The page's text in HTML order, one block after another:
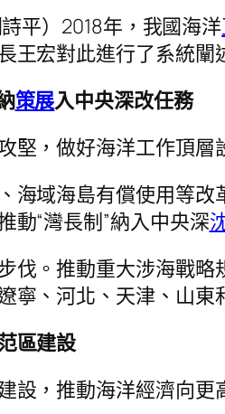
平）2018年，我國海洋
王宏對此進行了系統闡
策展入中央深改任務
堅，做好海洋工作頂層
海域海島有償使用等
動“灣長制”納入中央深
伐。推動重大涉海戰
寧、河北、天津、山東
區建設
設，推動海洋經濟向更